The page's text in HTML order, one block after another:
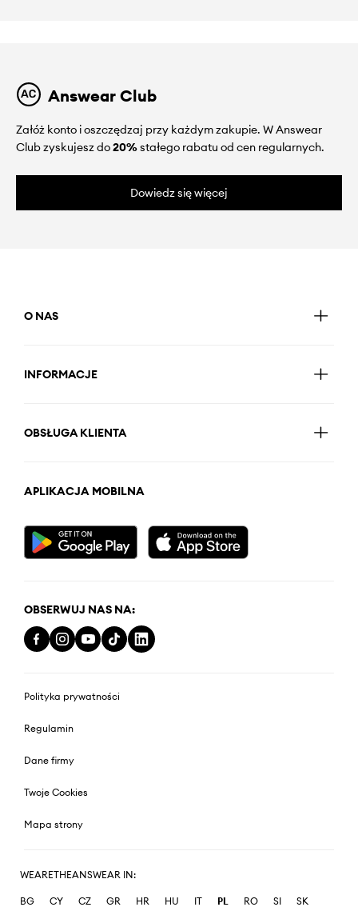
Answear Club
Załóż konto i oszczędzaj przy każdym zakupie. W Answear
Club zyskujesz do20%stałego rabatu od cen regularnych.
Dowiedz się więcej
O NAS
INFORMACJE
OBSŁUGA KLIENTA
APLIKACJA MOBILNA
OBSERWUJ NAS NA:
Polityka prywatności
Regulamin
Dane firmy
Twoje Cookies
Mapa strony
WEARETHEANSWEAR IN:
BG CY CZ GR HR HU IT PL RO SI SK